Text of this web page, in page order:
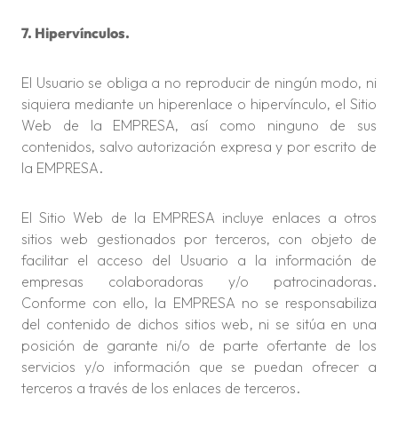
7. Hipervínculos.
El Usuario se obliga a no reproducir de ningún modo, ni
siquiera mediante un hiperenlace o hipervínculo, el Sitio
Web de la EMPRESA, así como ninguno de sus
contenidos, salvo autorización expresa y por escrito de
la EMPRESA.
El Sitio Web de la EMPRESA incluye enlaces a otros
sitios web gestionados por terceros, con objeto de
facilitar el acceso del Usuario a la información de
empresas colaboradoras y/o patrocinadoras.
Conforme con ello, la EMPRESA no se responsabiliza
del contenido de dichos sitios web, ni se sitúa en una
posición de garante ni/o de parte ofertante de los
servicios y/o información que se puedan ofrecer a
terceros a través de los enlaces de terceros.